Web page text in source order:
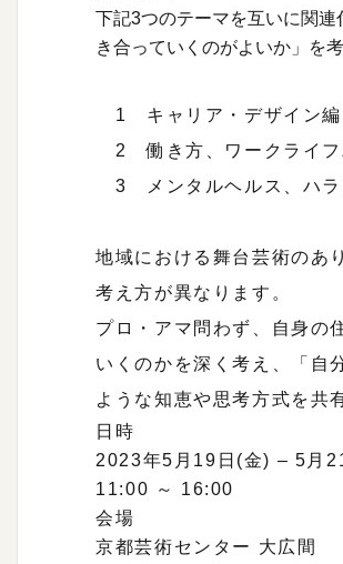
下記3つのテーマを互いに関
き合っていくのがよいか」を
1 キャリア・デザイン編
2 働き方、ワークライフ
3 メンタルヘルス、ハラ
地域における舞台芸術のあ
考え方が異なります。
プロ・アマ問わず、自身の
いくのかを深く考え、「自
ような知恵や思考方式を共
日時
2023年5月19日(金) – 5月
11:00 ～ 16:00
会場
京都芸術センター 大広間